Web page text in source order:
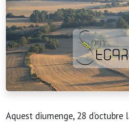
Aquest diumenge, 28 d’octubre